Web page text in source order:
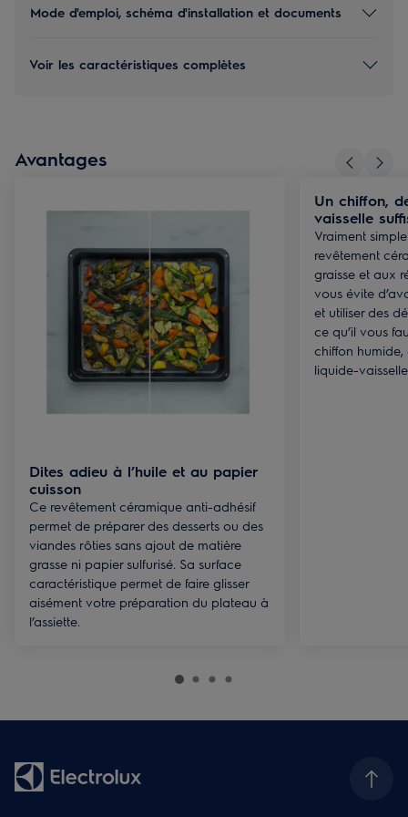
Mode d'emploi, schéma d'installation et documents
Voir les caractéristiques complètes
Avantages
Dites adieu à l’huile et au papier
cuisson
Ce revêtement céramique anti-adhésif
permet de préparer des desserts ou des
viandes rôties sans ajout de matière
grasse ni papier sulfurisé. Sa surface
caractéristique permet de faire glisser
aisément votre préparation du plateau à
l’assiette.
Un chiffon,
vaisselle
Vraiment
revêtement
graisse et aux
vous évite
et utiliser des
ce qu’il vous
chiffon humide,
liquide-